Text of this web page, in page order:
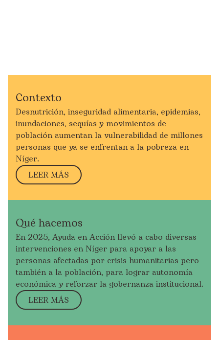
Contexto
Desnutrición, inseguridad alimentaria, epidemias,
inundaciones, sequías y movimientos de
población aumentan la vulnerabilidad de millones
personas que ya se enfrentan a la pobreza en
Níger.
LEER MÁS
Qué hacemos
En 2025, Ayuda en Acción llevó a cabo diversas
intervenciones en Níger para apoyar a las
personas afectadas por crisis humanitarias pero
también a la población, para lograr autonomía
económica y reforzar la gobernanza institucional.
LEER MÁS